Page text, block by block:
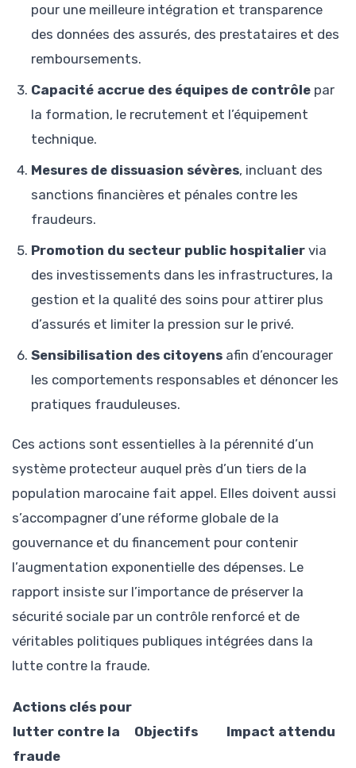
pour une meilleure intégration et transparence
des données des assurés, des prestataires et des
remboursements.
Capacité accrue des équipes de contrôle par
la formation, le recrutement et l’équipement
technique.
Mesures de dissuasion sévères, incluant des
sanctions financières et pénales contre les
fraudeurs.
Promotion du secteur public hospitalier via
des investissements dans les infrastructures, la
gestion et la qualité des soins pour attirer plus
d’assurés et limiter la pression sur le privé.
Sensibilisation des citoyens afin d’encourager
les comportements responsables et dénoncer les
pratiques frauduleuses.
Ces actions sont essentielles à la pérennité d’un
système protecteur auquel près d’un tiers de la
population marocaine fait appel. Elles doivent aussi
s’accompagner d’une réforme globale de la
gouvernance et du financement pour contenir
l’augmentation exponentielle des dépenses. Le
rapport insiste sur l’importance de préserver la
sécurité sociale par un contrôle renforcé et de
véritables politiques publiques intégrées dans la
lutte contre la fraude.
Actions clés pour
lutter contre la
fraude
Objectifs Impact attendu